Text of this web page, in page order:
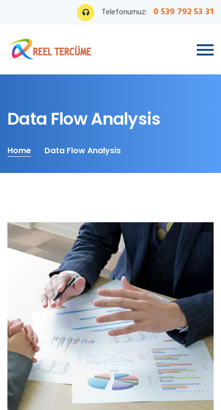
Telefonumuz: 0 539 792 53 31
Data Flow Analysis
Home Data Flow Analysis